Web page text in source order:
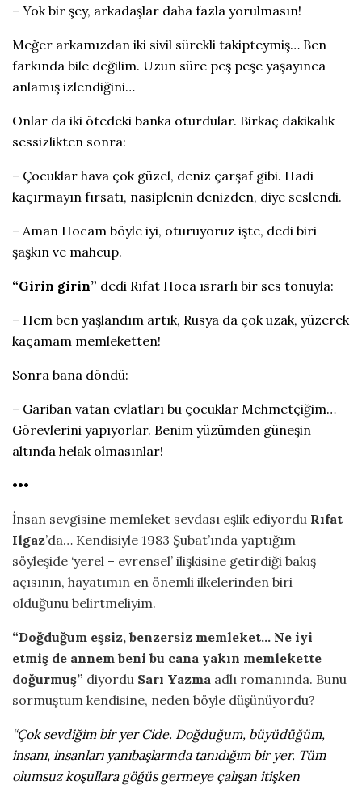
– Yok bir şey, arkadaşlar daha fazla yorulmasın!
Meğer arkamızdan iki sivil sürekli takipteymiş… Ben
farkında bile değilim. Uzun süre peş peşe yaşayınca
anlamış izlendiğini…
Onlar da iki ötedeki banka oturdular. Birkaç dakikalık
sessizlikten sonra:
– Çocuklar hava çok güzel, deniz çarşaf gibi. Hadi
kaçırmayın fırsatı, nasiplenin denizden, diye seslendi.
– Aman Hocam böyle iyi, oturuyoruz işte, dedi biri
şaşkın ve mahcup.
“Girin girin” dedi Rıfat Hoca ısrarlı bir ses tonuyla:
– Hem ben yaşlandım artık, Rusya da çok uzak, yüzerek
kaçamam memleketten!
Sonra bana döndü:
– Gariban vatan evlatları bu çocuklar Mehmetçiğim…
Görevlerini yapıyorlar. Benim yüzümden güneşin
altında helak olmasınlar!
•••
İnsan sevgisine memleket sevdası eşlik ediyordu Rıfat
Ilgaz’da… Kendisiyle 1983 Şubat’ında yaptığım
söyleşide ‘yerel – evrensel’ ilişkisine getirdiği bakış
açısının, hayatımın en önemli ilkelerinden biri
olduğunu belirtmeliyim.
“Doğduğum eşsiz, benzersiz memleket… Ne iyi
etmiş de annem beni bu cana yakın memlekette
doğurmuş” diyordu Sarı Yazma adlı romanında. Bunu
sormuştum kendisine, neden böyle düşünüyordu?
“Çok sevdiğim bir yer Cide. Doğduğum, büyüdüğüm,
insanı, insanları yanıbaşlarında tanıdığım bir yer. Tüm
olumsuz koşullara göğüs germeye çalışan itişken